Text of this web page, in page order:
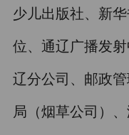
少儿出版社、新
位、通辽广播发
辽分公司、邮政
局（烟草公司）